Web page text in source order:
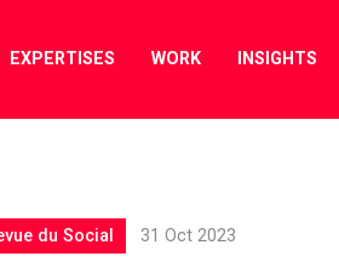
EXPERTISES WORK INSIGHTS
du Social 31 Oct 2023